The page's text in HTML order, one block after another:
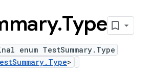
.Type
enum TestSummary.Type
>